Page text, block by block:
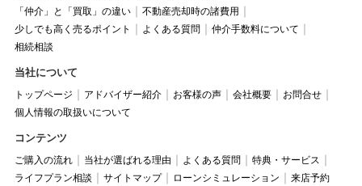
「仲介」と「買取」の違い
不動産売却時の諸費用
少しでも高く売るポイント
よくある質問
仲介手数料について
相続相談
当社について
トップページ アドバイザー紹介 お客様の声 会社概要
お問合せ
個人情報の取扱いについて
コンテンツ
ご購入の流れ 当社が選ばれる理由 よくある質問
特典・サービス
ライフプラン相談
サイトマップ ローンシミュレーション 来店予約